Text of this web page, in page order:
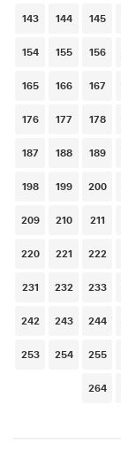
143 144 145
154 155 156
165 166 167
176 177 178
187 188 189
198 199 200
209 210 211
220 221 222
231 232 233
242 243 244
253 254 255
264